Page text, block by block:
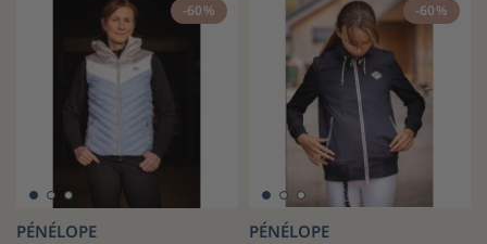
-60%
PÉNÉLOPE
-60%
PÉNÉLOPE